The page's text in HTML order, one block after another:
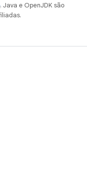
. Java e OpenJDK são